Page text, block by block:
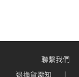
聯繫我們
退換貨需知